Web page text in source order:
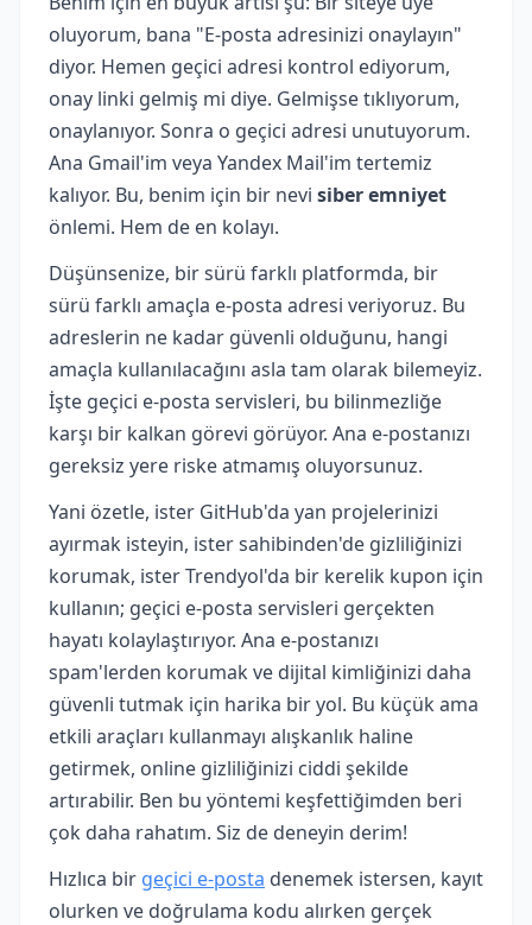
oluyorum, bana "E-posta adresinizi onaylayın"
diyor. Hemen geçici adresi kontrol ediyorum,
onay linki gelmiş mi diye. Gelmişse tıklıyorum,
onaylanıyor. Sonra o geçici adresi unutuyorum.
Ana Gmail'im veya Yandex Mail'im tertemiz
kalıyor. Bu, benim için bir nevi siber emniyet
önlemi. Hem de en kolayı.
Düşünsenize, bir sürü farklı platformda, bir
sürü farklı amaçla e-posta adresi veriyoruz. Bu
adreslerin ne kadar güvenli olduğunu, hangi
amaçla kullanılacağını asla tam olarak bilemeyiz.
İşte geçici e-posta servisleri, bu bilinmezliğe
karşı bir kalkan görevi görüyor. Ana e-postanızı
gereksiz yere riske atmamış oluyorsunuz.
Yani özetle, ister GitHub'da yan projelerinizi
ayırmak isteyin, ister sahibinden'de gizliliğinizi
korumak, ister Trendyol'da bir kerelik kupon için
kullanın; geçici e-posta servisleri gerçekten
hayatı kolaylaştırıyor. Ana e-postanızı
spam'lerden korumak ve dijital kimliğinizi daha
güvenli tutmak için harika bir yol. Bu küçük ama
etkili araçları kullanmayı alışkanlık haline
getirmek, online gizliliğinizi ciddi şekilde
artırabilir. Ben bu yöntemi keşfettiğimden beri
çok daha rahatım. Siz de deneyin derim!
Hızlıca bir geçici e‑posta denemek istersen, kayıt
olurken ve doğrulama kodu alırken gerçek